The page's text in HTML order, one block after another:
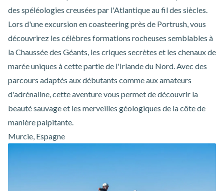
des spéléologies creusées par l'Atlantique au fil des siècles.
Lors d'uneexcursion en coasteering près de Portrush, vous
découvrirez les célèbres formations rocheuses semblables à
la Chaussée des Géants, les criques secrètes et les chenaux de
marée uniques à cette partie de l'Irlande du Nord. Avec des
parcours adaptés aux débutants comme aux amateurs
d'adrénaline, cette aventure vous permet de découvrir la
beauté sauvage et les merveilles géologiques de la côte de
manière palpitante.
Murcie, Espagne